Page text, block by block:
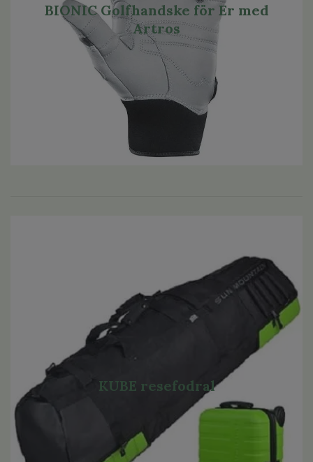
BIONIC Golfhandske för Er med
Artros
KUBE resefodral